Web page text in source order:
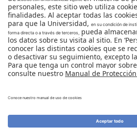
de mayo de 1964.